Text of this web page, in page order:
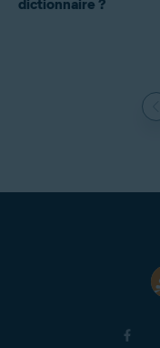
dictionnaire ?